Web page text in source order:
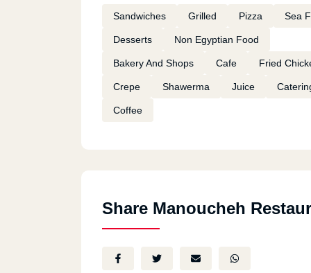
Sandwiches Grilled Pizza Sea
Desserts Non Egyptian Food
Bakery And Shops Cafe Fried
Crepe Shawerma Juice
Coffee
Share Manoucheh